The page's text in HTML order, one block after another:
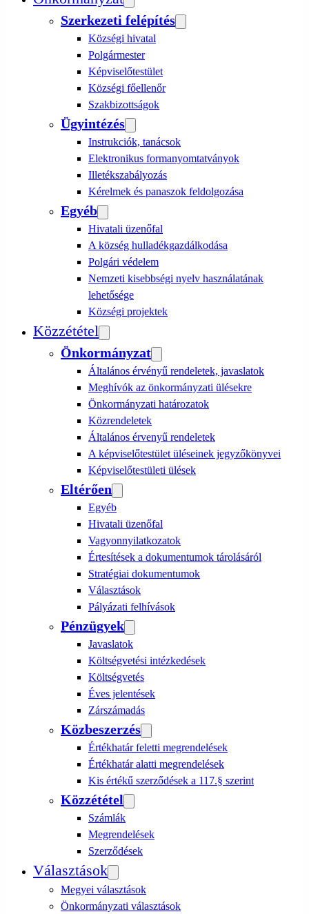
Szerkezeti felépítés
Községi hivatal
Polgármester
Képviselőtestület
Községi főellenőr
Szakbizottságok
Ügyintézés
Instrukciók, tanácsok
Elektronikus formanyomtatványok
Illetékszabályozás
Kérelmek és panaszok feldolgozása
Egyéb
Hivatali üzenőfal
A község hulladékgazdálkodása
Polgári védelem
Nemzeti kisebbségi nyelv használatának
lehetősége
Községi projektek
Közzététel
Önkormányzat
Általános érvényű rendeletek, javaslatok
Meghívók az önkormányzati ülésekre
Önkormányzati határozatok
Közrendeletek
Általános érvenyű rendeletek
A képviselőtestület üléseinek jegyzőkönyvei
Képviselőtestületi ülések
Eltérően
Egyéb
Hivatali üzenőfal
Vagyonnyilatkozatok
Értesítések a dokumentumok tárolásáról
Stratégiai dokumentumok
Választások
Pályázati felhívások
Pénzügyek
Javaslatok
Költségvetési intézkedések
Költségvetés
Éves jelentések
Zárszámadás
Közbeszerzés
Értékhatár feletti megrendelések
Értékhatár alatti megrendelések
Kis értékű szerződések a 117.§ szerint
Közzététel
Számlák
Megrendelések
Szerződések
Választások
Megyei választások
Önkormányzati választások